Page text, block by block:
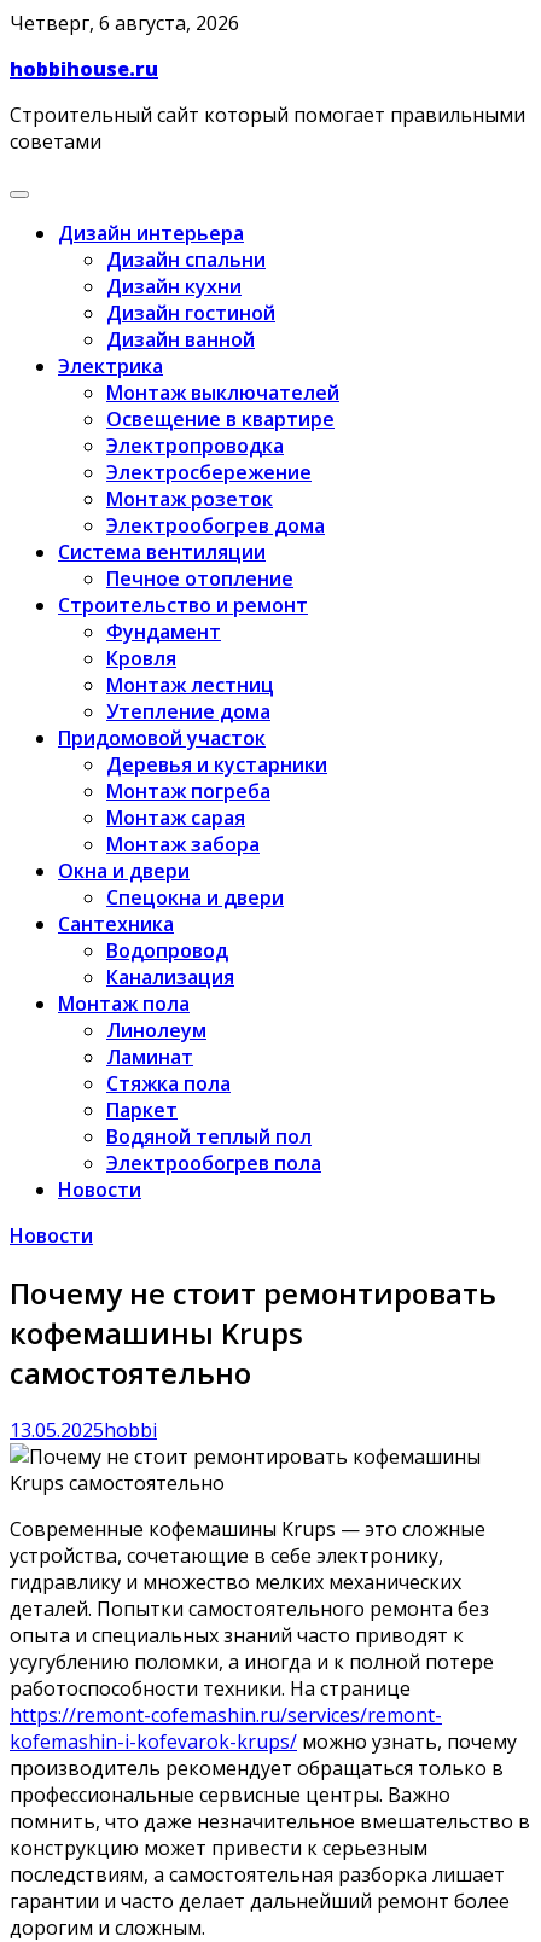
Skip
content
Четверг, 6 августа, 2026
hobbihouse.ru
Строительный сайт который помогает правильными
советами
Дизайн интерьера
Дизайн спальни
Дизайн кухни
Дизайн гостиной
Дизайн ванной
Электрика
Монтаж выключателей
Освещение в квартире
Электропроводка
Электросбережение
Монтаж розеток
Электрообогрев дома
Система вентиляции
Печное отопление
Строительство и ремонт
Фундамент
Кровля
Монтаж лестниц
Утепление дома
Придомовой участок
Деревья и кустарники
Монтаж погреба
Монтаж сарая
Монтаж забора
Окна и двери
Спецокна и двери
Сантехника
Водопровод
Канализация
Монтаж пола
Линолеум
Ламинат
Стяжка пола
Паркет
Водяной теплый пол
Электрообогрев пола
Новости
Новости
Почему не стоит ремонтировать
кофемашины Krups
самостоятельно
13.05.2025hobbi
Современные кофемашины Krups — это сложные
устройства, сочетающие в себе электронику,
гидравлику и множество мелких механических
деталей. Попытки самостоятельного ремонта без
опыта и специальных знаний часто приводят к
усугублению поломки, а иногда и к полной потере
работоспособности техники. На странице
https://remont-cofemashin.ru/services/remont-
kofemashin-i-kofevarok-krups/ можно узнать, почему
производитель рекомендует обращаться только в
профессиональные сервисные центры. Важно
помнить, что даже незначительное вмешательство в
конструкцию может привести к серьезным
последствиям, а самостоятельная разборка лишает
гарантии и часто делает дальнейший ремонт более
дорогим и сложным.